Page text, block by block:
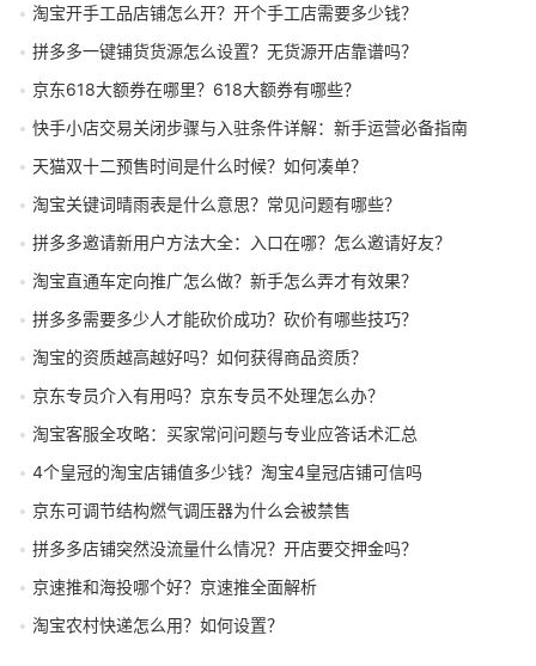
淘宝开手工品店铺怎么开？开个手工店需要多少钱？
拼多多一键铺货货源怎么设置？无货源开店靠谱吗？
京东618大额券在哪里？618大额券有哪些？
快手小店交易关闭步骤与入驻条件详解：新手运营必备指南
天猫双十二预售时间是什么时候？如何凑单？
淘宝关键词晴雨表是什么意思？常见问题有哪些？
拼多多邀请新用户方法大全：入口在哪？怎么邀请好友？
淘宝直通车定向推广怎么做？新手怎么弄才有效果？
拼多多需要多少人才能砍价成功？砍价有哪些技巧？
淘宝的资质越高越好吗？如何获得商品资质？
京东专员介入有用吗？京东专员不处理怎么办？
淘宝客服全攻略：买家常问问题与专业应答话术汇总
4个皇冠的淘宝店铺值多少钱？淘宝4皇冠店铺可信吗
京东可调节结构燃气调压器为什么会被禁售
拼多多店铺突然没流量什么情况？开店要交押金吗？
京速推和海投哪个好？京速推全面解析
淘宝农村快递怎么用？如何设置？